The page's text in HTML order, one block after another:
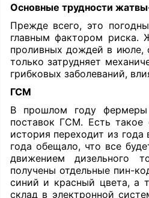
Основные трудности
Прежде всего, это
главным фактором риска.
проливных дождей в июле,
только затрудняет
грибковых заболеваний,
ГСМ
В прошлом году фермеры
поставок ГСМ. Есть
история переходит из
года обещало, что все
движением дизельного
получены отдельные пин-
синий и красный цвета, а
склад в электронной